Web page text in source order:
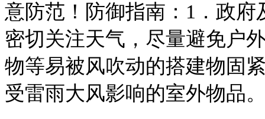
意防范！防御指南：1．政
密切关注天气，尽量避免户
物等易被风吹动的搭建物固
受雷雨大风影响的室外物品